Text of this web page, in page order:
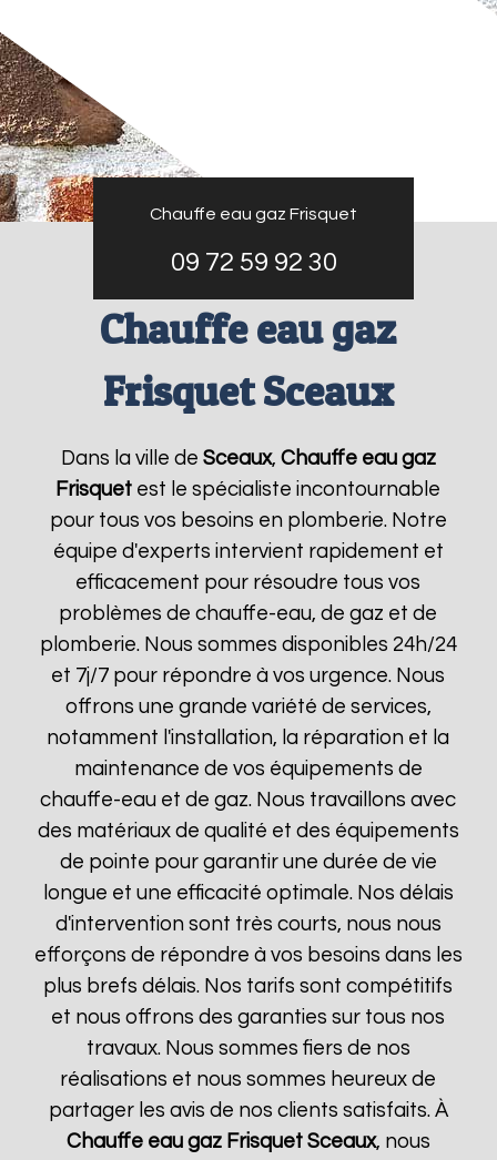
Chauffe eau gaz Frisquet
09 72 59 92 30
Chauffe eau gaz
Frisquet Sceaux
Dans la ville de Sceaux, Chauffe eau gaz
Frisquet est le spécialiste incontournable
pour tous vos besoins en plomberie. Notre
équipe d'experts intervient rapidement et
efficacement pour résoudre tous vos
problèmes de chauffe-eau, de gaz et de
plomberie. Nous sommes disponibles 24h/24
et 7j/7 pour répondre à vos urgence. Nous
offrons une grande variété de services,
notamment l'installation, la réparation et la
maintenance de vos équipements de
chauffe-eau et de gaz. Nous travaillons avec
des matériaux de qualité et des équipements
de pointe pour garantir une durée de vie
longue et une efficacité optimale. Nos délais
d'intervention sont très courts, nous nous
efforçons de répondre à vos besoins dans les
plus brefs délais. Nos tarifs sont compétitifs
et nous offrons des garanties sur tous nos
travaux. Nous sommes fiers de nos
réalisations et nous sommes heureux de
partager les avis de nos clients satisfaits. À
Chauffe eau gaz Frisquet Sceaux, nous